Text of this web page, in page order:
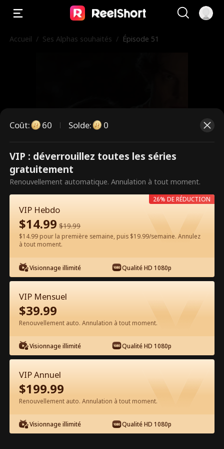
Accueil / Ses Alphas souhaités / Épisode 51
Ce sont des épisodes payants.
Débloquez pour regarder.
60 Débloquer maintenant
Épisode 51 - Ses Alphas souhaités
Film complet
1-50 51-56 Tous les épisodes
1
Coût: 60 Solde: 0
VIP : déverrouillez toutes les séries
gratuitement
Renouvellement automatique. Annulation à tout moment.
VIP Hebdo
$14.99 $19.99
$14.99 pour la première semaine, puis $19.99/semaine. Annulez
à tout moment.
Visionnage illimité Qualité HD 1080p
26% DE RÉDUCTION
VIP Mensuel
$39.99
Renouvellement auto. Annulation à tout moment.
Visionnage illimité Qualité HD 1080p
VIP Annuel
$199.99
Renouvellement auto. Annulation à tout moment.
Visionnage illimité Qualité HD 1080p